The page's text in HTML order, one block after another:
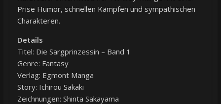
Prise Humor, schnellen Kämpfen und sympathischen
Charakteren.
Details
Titel: Die Sargprinzessin – Band 1
Genre: Fantasy
Verlag: Egmont Manga
Story: Ichirou Sakaki
Zeichnungen: Shinta Sakayama